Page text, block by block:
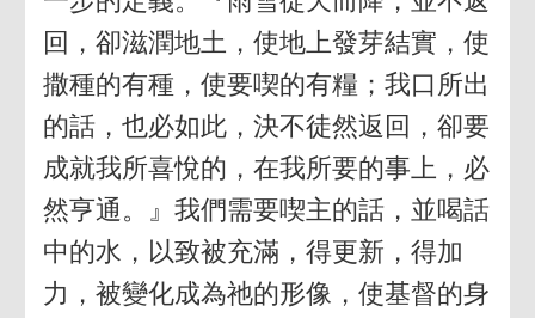
回，卻滋潤地土，使地上發芽結實，使
撒種的有種，使要喫的有糧；我口所出
的話，也必如此，決不徒然返回，卻要
成就我所喜悅的，在我所要的事上，必
然亨通。』我們需要喫主的話，並喝話
中的水，以致被充滿，得更新，得加
力，被變化成為祂的形像，使基督的身